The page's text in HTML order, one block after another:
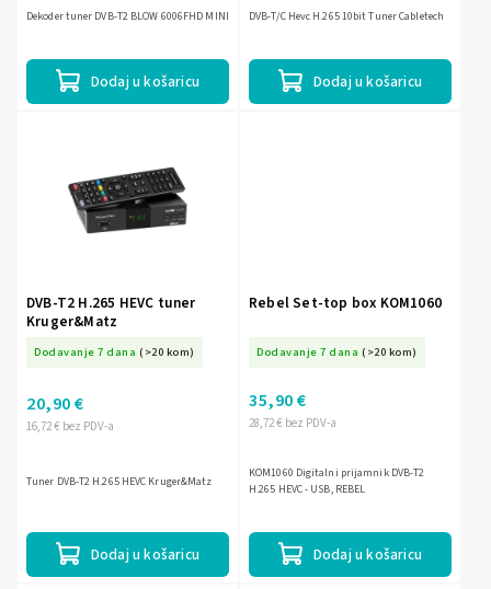
Dodaj u košaricu
Dekoder tuner DVB-T2 BLOW 6006FHD MINI
Dodaj u košaricu
DVB-T/C Hevc H.265 10bit Tuner Cabletech
DVB-T2 H.265 HEVC tuner
Kruger&Matz
Dodavanje 7 dana (>20 kom)
16,72 € bez PDV-a
20,90 €
Dodaj u košaricu
Tuner DVB-T2 H.265 HEVC Kruger&Matz
Rebel Set-top box KOM1060
Dodavanje 7 dana (>20 kom)
28,72 € bez PDV-a
35,90 €
Dodaj u košaricu
KOM1060 Digitalni prijamnik DVB-T2
H.265 HEVC - USB, REBEL